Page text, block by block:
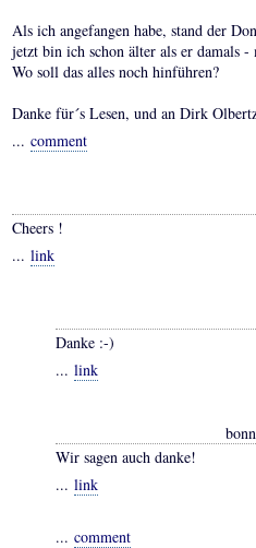
Als ich angefangen habe, stand der
jetzt bin ich schon älter als er damals
Wo soll das alles noch hinführen?
Danke für´s Lesen, und an Dirk
... comment
Cheers !
... link
Danke :-)
... link
Wir sagen auch danke!
... link
... comment